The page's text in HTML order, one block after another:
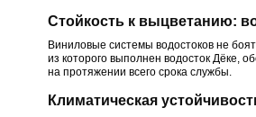
Стойкость к выцветанию:
Виниловые системы водостоков не
из которого выполнен водосток Дёке,
на протяжении всего срока службы.
Климатическая